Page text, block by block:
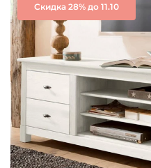
Скидка 28% до 11.10